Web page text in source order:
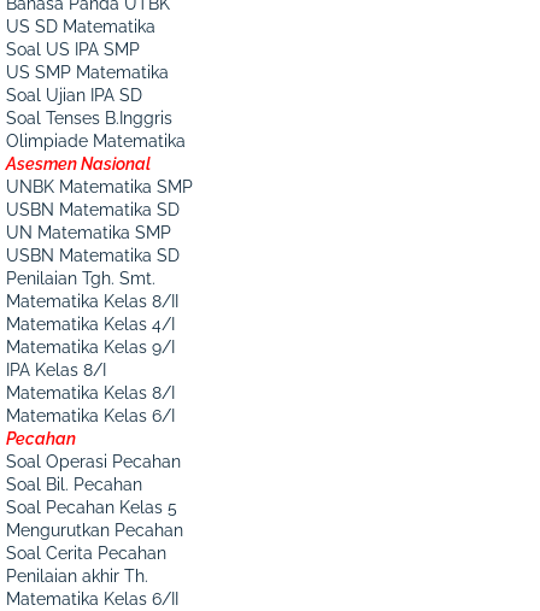
Bahasa Panda UTBK
US SD Matematika
Soal US IPA SMP
US SMP Matematika
Soal Ujian IPA SD
Soal Tenses B.Inggris
Olimpiade Matematika
Asesmen Nasional
UNBK Matematika SMP
USBN Matematika SD
UN Matematika SMP
USBN Matematika SD
Penilaian Tgh. Smt.
Matematika Kelas 8/II
Matematika Kelas 4/I
Matematika Kelas 9/I
IPA Kelas 8/I
Matematika Kelas 8/I
Matematika Kelas 6/I
Pecahan
Soal Operasi Pecahan
Soal Bil. Pecahan
Soal Pecahan Kelas 5
Mengurutkan Pecahan
Soal Cerita Pecahan
Penilaian akhir Th.
Matematika Kelas 6/II